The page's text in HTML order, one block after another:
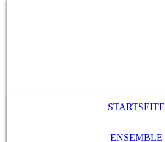
STARTSEITE
ENSEMBLE